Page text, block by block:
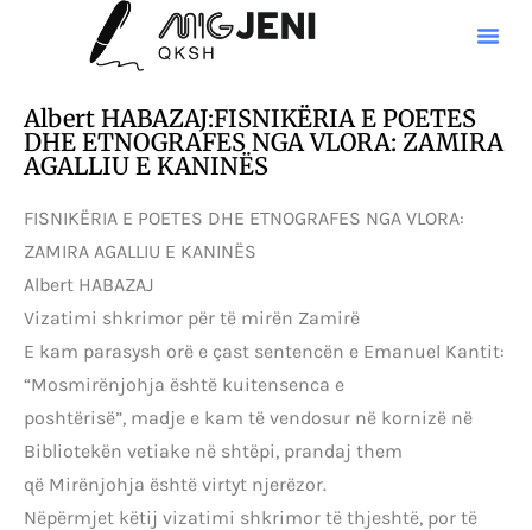
Albert HABAZAJ:FISNIKËRIA E POETES
DHE ETNOGRAFES NGA VLORA: ZAMIRA
AGALLIU E KANINËS
FISNIKËRIA E POETES DHE ETNOGRAFES NGA VLORA:
ZAMIRA AGALLIU E KANINËS
Albert HABAZAJ
Vizatimi shkrimor për të mirën Zamirë
E kam parasysh orë e çast sentencën e Emanuel Kantit:
“Mosmirënjohja është kuitensenca e
poshtërisë”, madje e kam të vendosur në kornizë në
Bibliotekën vetiake në shtëpi, prandaj them
që Mirënjohja është virtyt njerëzor.
Nëpërmjet këtij vizatimi shkrimor të thjeshtë, por të